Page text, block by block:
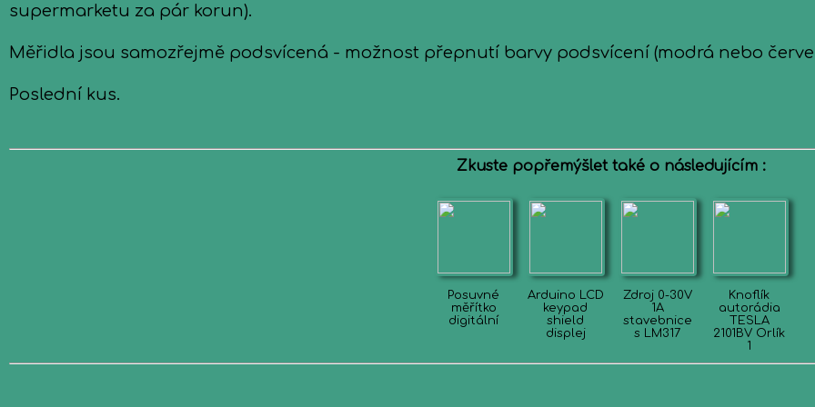
supermarketu za pár korun).
Měřidla jsou samozřejmě podsvícená - možnost přepnutí barvy podsvícení (modrá nebo
Poslední kus.
Zkuste popřemýšlet také o následujícím :
Posuvné
měřítko
digitální
Arduino LCD
keypad
shield
displej
Zdroj 0-30V
1A
stavebnice
s LM317
Knoflík
autorádia
TESLA
2101BV Orlík
1